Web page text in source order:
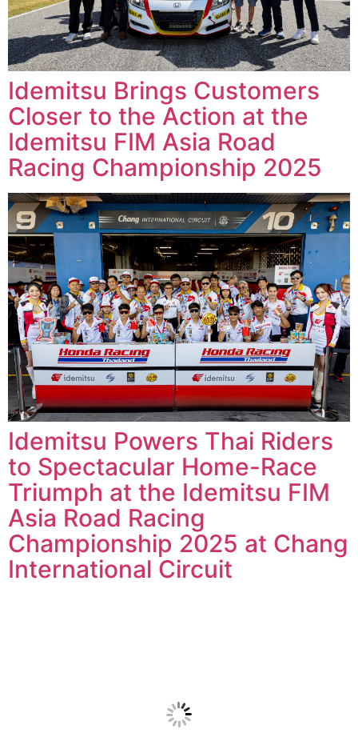
Idemitsu Brings Customers
Closer to the Action at the
Idemitsu FIM Asia Road
Racing Championship 2025
Idemitsu Powers Thai Riders
to Spectacular Home-Race
Triumph at the Idemitsu FIM
Asia Road Racing
Championship 2025 at Chang
International Circuit